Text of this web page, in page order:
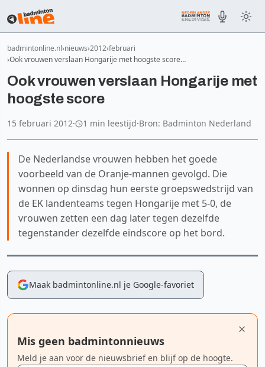
badmintonline.nl nieuws 2012 februari
Ook vrouwen verslaan Hongarije met hoogste score…
Ook vrouwen verslaan Hongarije met
hoogste score
15 februari 2012· 1 min leestijd·Bron: Badminton Nederland
De Nederlandse vrouwen hebben het goede
voorbeeld van de Oranje-mannen gevolgd. Die
wonnen op dinsdag hun eerste groepswedstrijd van
de EK landenteams tegen Hongarije met 5-0, de
vrouwen zetten een dag later tegen dezelfde
tegenstander dezelfde eindscore op het bord.
Maak badmintonline.nl je Google-favoriet
Mis geen badmintonnieuws
Meld je aan voor de nieuwsbrief en blijf op de hoogte.